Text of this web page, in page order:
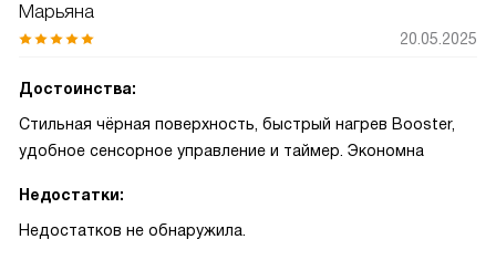
Марьяна
20.05.2025
Достоинства:
Стильная чёрная поверхность, быстрый нагрев Booster,
удобное сенсорное управление и таймер. Экономна
Недостатки:
Недостатков не обнаружила.